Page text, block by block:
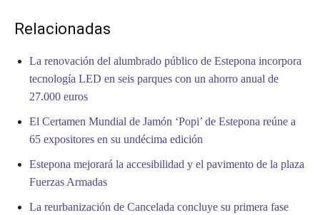
Relacionadas
La renovación del alumbrado público de Estepona incorpora
tecnología LED en seis parques con un ahorro anual de
27.000 euros
El Certamen Mundial de Jamón ‘Popi’ de Estepona reúne a
65 expositores en su undécima edición
Estepona mejorará la accesibilidad y el pavimento de la plaza
Fuerzas Armadas
La reurbanización de Cancelada concluye su primera fase